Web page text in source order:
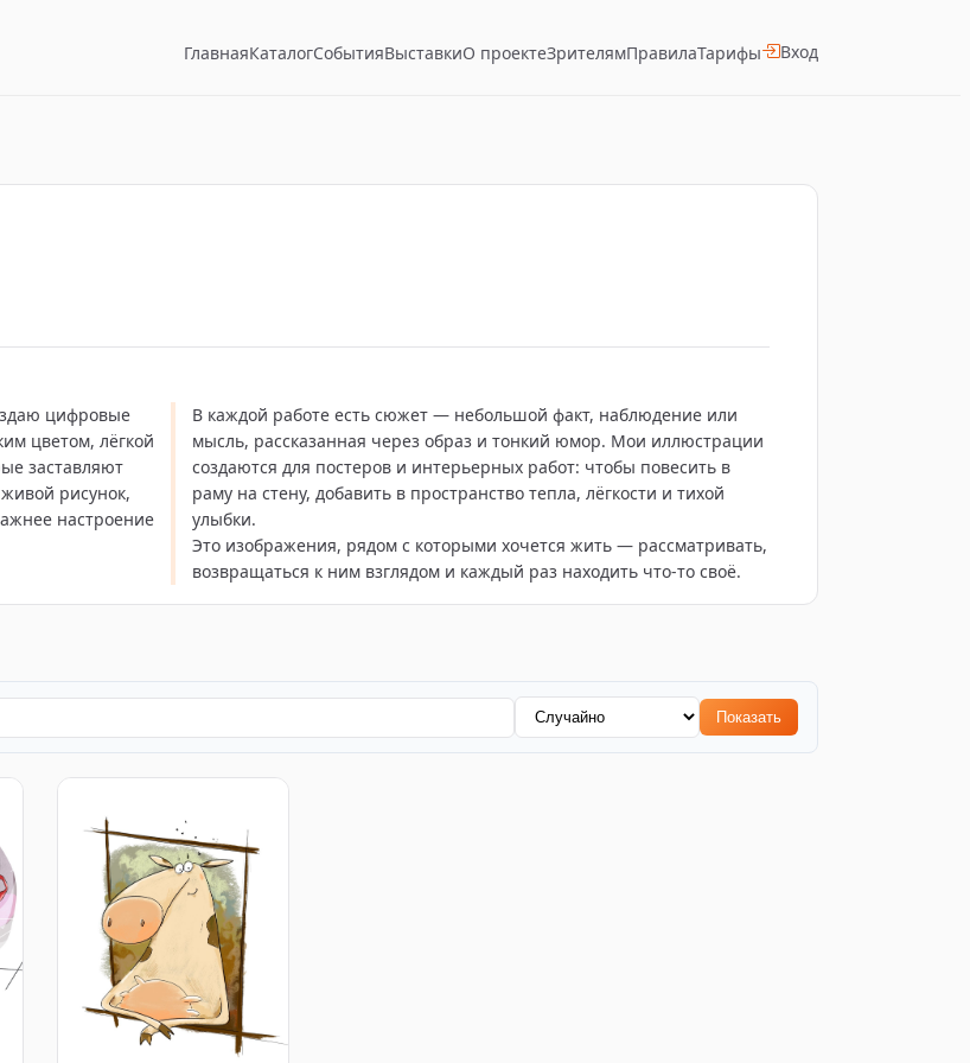
ГлавнаяКаталогСобытияВыставкиО проектеЗрителямПравилаТарифы Вход
цифровые
цветом, лёгкой
заставляют
рисунок,
настроение
В каждой работе есть сюжет — небольшой факт, наблюдение или
мысль, рассказанная через образ и тонкий юмор. Мои иллюстрации
создаются для постеров и интерьерных работ: чтобы повесить в
раму на стену, добавить в пространство тепла, лёгкости и тихой
улыбки.
Это изображения, рядом с которыми хочется жить — рассматривать,
возвращаться к ним взглядом и каждый раз находить что-то своё.
Показать